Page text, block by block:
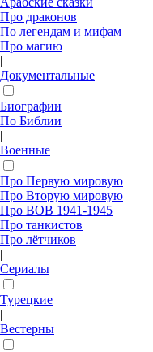
Про драконов
По легендам и мифам
Про магию
|
Документальные
Биографии
По Библии
|
Военные
Про Первую мировую
Про Вторую мировую
Про ВОВ 1941-1945
Про танкистов
Про лётчиков
|
Сериалы
Турецкие
|
Вестерны